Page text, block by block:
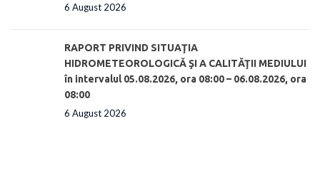
6 August 2026
RAPORT PRIVIND SITUAŢIA
HIDROMETEOROLOGICĂ ŞI A CALITĂŢII MEDIULUI
în intervalul 05.08.2026, ora 08:00 – 06.08.2026, ora
08:00
6 August 2026